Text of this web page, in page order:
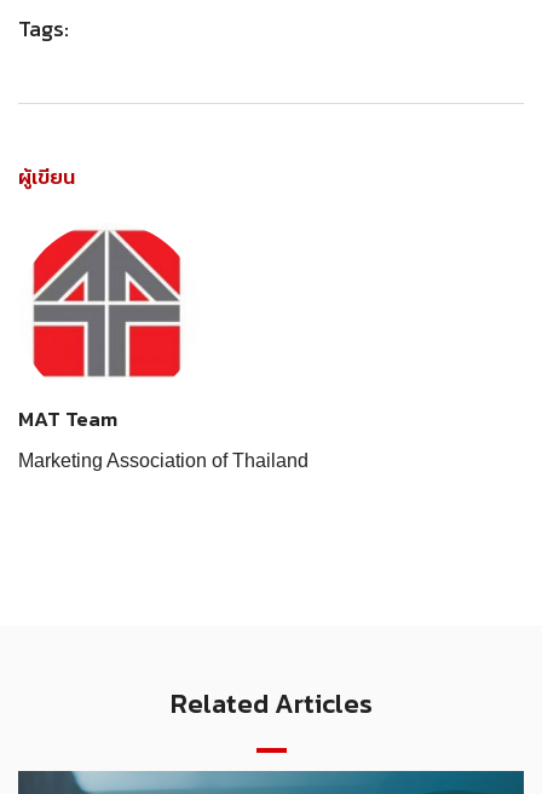
Tags:
ผู้เขียน
MAT Team
Marketing Association of Thailand
Related Articles